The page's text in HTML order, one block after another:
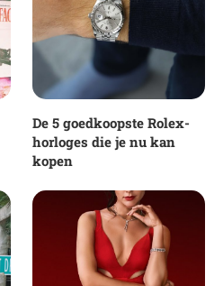
De 5 goedkoopste Rolex-
horloges die je nu kan
kopen